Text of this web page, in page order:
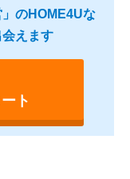
」のHOME4Uな
えます
ト